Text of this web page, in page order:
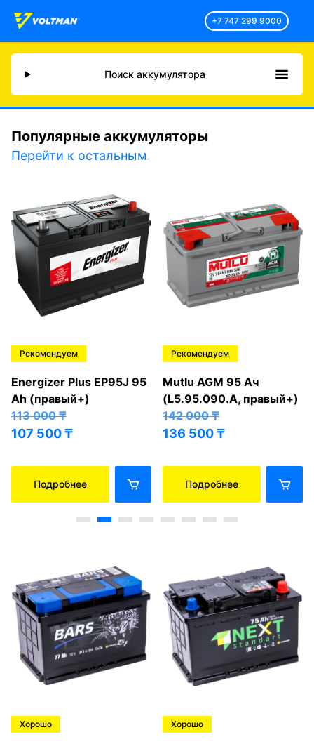
+7 747 299 9000
Поиск аккумулятора
Популярные аккумуляторы
Перейти к остальным
Рекомендуем
Energizer Plus EP95J 95
Ah (правый+)
113 000₸
107 500₸
Подробнее
Рекомендуем
Mutlu AGM 95 Ач
(L5.95.090.A, правый+)
142 000₸
136 500₸
Подробнее
Хорошо Хорошо